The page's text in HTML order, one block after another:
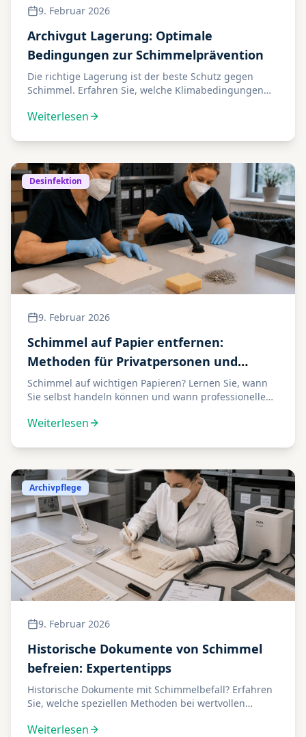
9. Februar 2026
Archivgut Lagerung: Optimale
Bedingungen zur Schimmelprävention
Die richtige Lagerung ist der beste Schutz gegen
Schimmel. Erfahren Sie, welche Klimabedingungen
Weiterlesen
Desinfektion
9. Februar 2026
Schimmel auf Papier entfernen:
Methoden für Privatpersonen und
Unternehmen
Schimmel auf wichtigen Papieren? Lernen Sie, wann
Sie selbst handeln können und wann professionelle
Weiterlesen
Archivpflege
9. Februar 2026
Historische Dokumente von Schimmel
befreien: Expertentipps
Historische Dokumente mit Schimmelbefall? Erfahren
Sie, welche speziellen Methoden bei wertvollen
beachten müssen.
Weiterlesen